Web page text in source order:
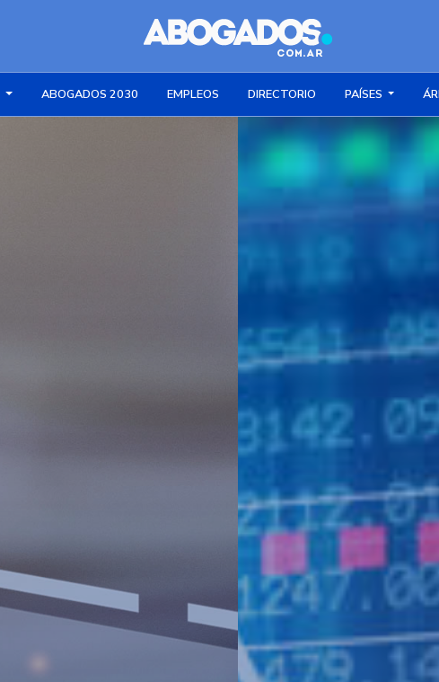
ABOGADOS 2030 EMPLEOS DIRECTORIO PAÍSES